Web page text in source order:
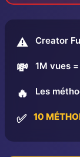
⚠️ Creator
💸 1M vues =
🔥 Les
✅ 10